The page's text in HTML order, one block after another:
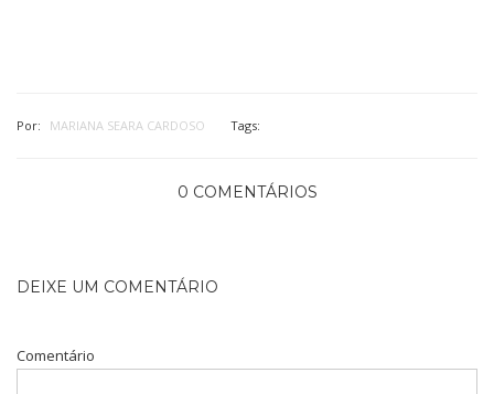
Por: MARIANA SEARA CARDOSO Tags:
0 COMENTÁRIOS
DEIXE UM COMENTÁRIO
Comentário